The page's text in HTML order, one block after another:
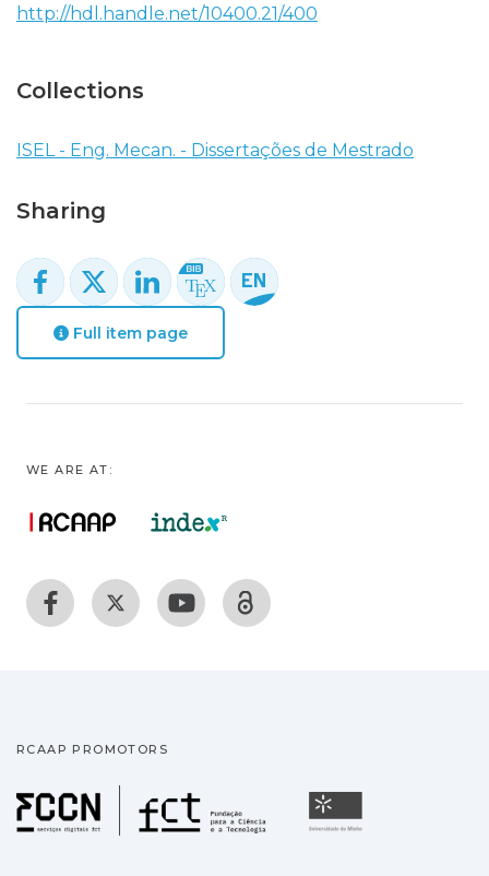
http://hdl.handle.net/10400.21/400
Collections
ISEL - Eng. Mecan. - Dissertações de Mestrado
Sharing
Full item page
WE ARE AT:
RCAAP PROMOTORS
Fundação para a